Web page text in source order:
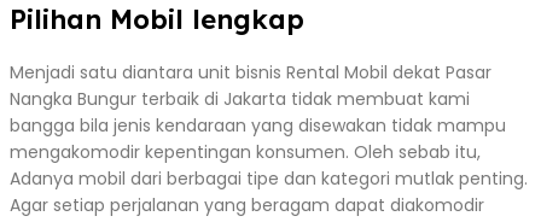
Pilihan Mobil lengkap
Menjadi satu diantara unit bisnis Rental Mobil dekat Pasar
Nangka Bungur terbaik di Jakarta tidak membuat kami
bangga bila jenis kendaraan yang disewakan tidak mampu
mengakomodir kepentingan konsumen. Oleh sebab itu,
Adanya mobil dari berbagai tipe dan kategori mutlak penting.
Agar setiap perjalanan yang beragam dapat diakomodir